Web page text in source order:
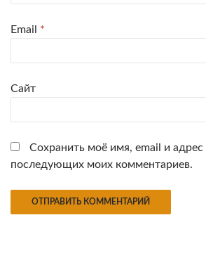
Email *
Сайт
Сохранить моё имя, email и адрес
последующих моих комментариев.